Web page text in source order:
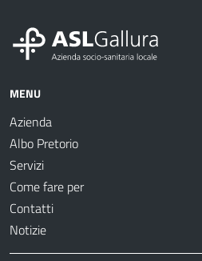
MENU
Azienda
Albo Pretorio
Servizi
Come fare per
Contatti
Notizie